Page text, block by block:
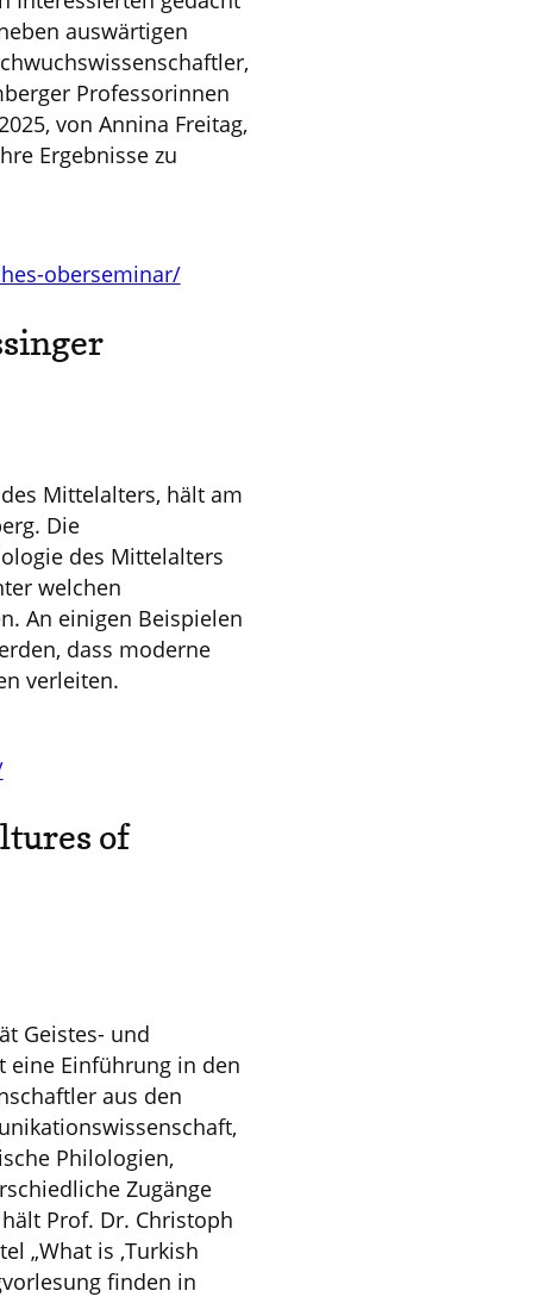
auswärtigen
Professorinnen
von Annina Freitag,
Ergebnisse zu
oberseminar/
Mittelalters, hält am
Die
des Mittelalters
welchen
An einigen Beispielen
dass moderne
verleiten.
of
Geistes- und
eine Einführung in den
aus den
Philologien,
Zugänge
Prof. Dr. Christoph
„What is ‚Turkish
finden in